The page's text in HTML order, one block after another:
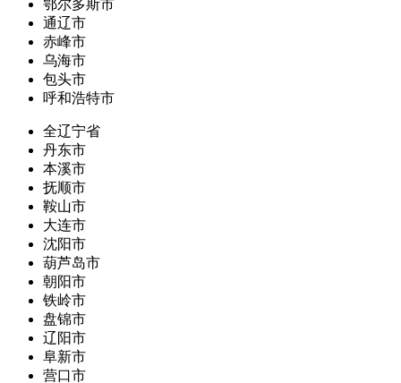
鄂尔多斯市
通辽市
赤峰市
乌海市
包头市
呼和浩特市
全辽宁省
丹东市
本溪市
抚顺市
鞍山市
大连市
沈阳市
葫芦岛市
朝阳市
铁岭市
盘锦市
辽阳市
阜新市
营口市